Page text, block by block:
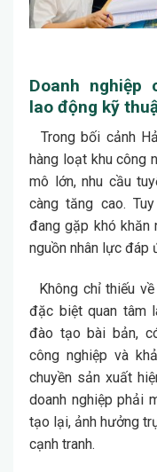
Doanh nghiệp
lao động kỹ
Trong bối cảnh
hàng loạt khu công
mô lớn, nhu cầu
càng tăng cao.
đang gặp khó khăn
nguồn nhân lực đáp
Không chỉ thiếu
đặc biệt quan tâm
đào tạo bài bản,
công nghiệp và
chuyền sản xuất
doanh nghiệp phải
tạo lại, ảnh hưởng
cạnh tranh.